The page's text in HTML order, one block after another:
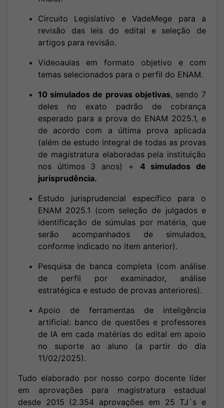
Circuito Legislativo e VadeMege para a
revisão das leis do edital e seleção de
artigos para revisão.
Videoaulas em formato objetivo e com
temas selecionados para o perfil do ENAM.
10 simulados de provas objetivas, sendo 7
deles no exato padrão de cobrança
esperado para a prova do ENAM 2025.1, e
de acordo com a última prova aplicada
(além de estudo integral de todas as provas
de magistratura elaboradas pela instituição
nos últimos 3 anos) + 4 simulados de
jurisprudência.
Estudo jurisprudencial específico para o
ENAM 2025.1 (com seleção de julgados e
identificação de súmulas por matéria, que
serão acompanhados de simulados,
conforme indicado no item anterior).
Pesquisa de banca completa (com análise
de perfil por examinador, análise
estratégica e estudo de provas anteriores).
Apoio de ferramentas de inteligência
artificial: banco de questões e professores
de IA em cada matérias do edital em apoio
no suporte ao aluno (a partir do dia
11/02/2025).
Tudo elaborado por nosso corpo docente líder
em aprovações para magistratura estadual
desde 2015 (2.354 aprovações em 25 TJ`s e